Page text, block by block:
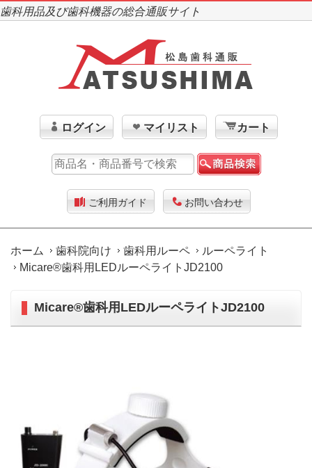
歯科用品及び歯科機器の総合通販サイト
ログイン マイリスト カート
ご利用ガイド お問い合わせ
ホーム 歯科院向け 歯科用ルーペ
ルーペライト
Micare®歯科用LEDルーペライトJD2100
Micare®歯科用LEDルーペライトJD2100